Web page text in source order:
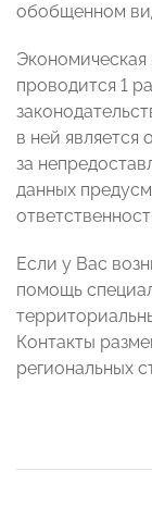
обобщенном
Экономическая
проводится 1
в ней является
за
данных
Если у Вас
помощь
Контакты
региональных